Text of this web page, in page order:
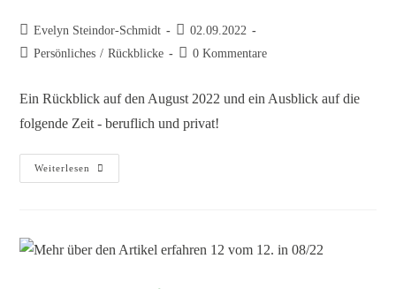
Evelyn Steindor-Schmidt
02.09.2022
Persönliches / Rückblicke 0 Kommentare
Ein Rückblick auf den August 2022 und ein Ausblick auf die
folgende Zeit - beruflich und privat!
Weiterlesen